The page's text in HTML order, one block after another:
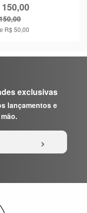
R$ 50,00
exclusivas
lançamentos e